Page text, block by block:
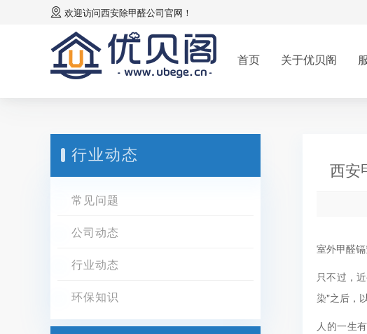
欢迎访问西安除甲醛公司官网！
首页 关于优贝阁
行业动态
常见问题
公司动态
行业动态
环保知识
西安
室外甲醛
只不过，
染"之后，
人的一生